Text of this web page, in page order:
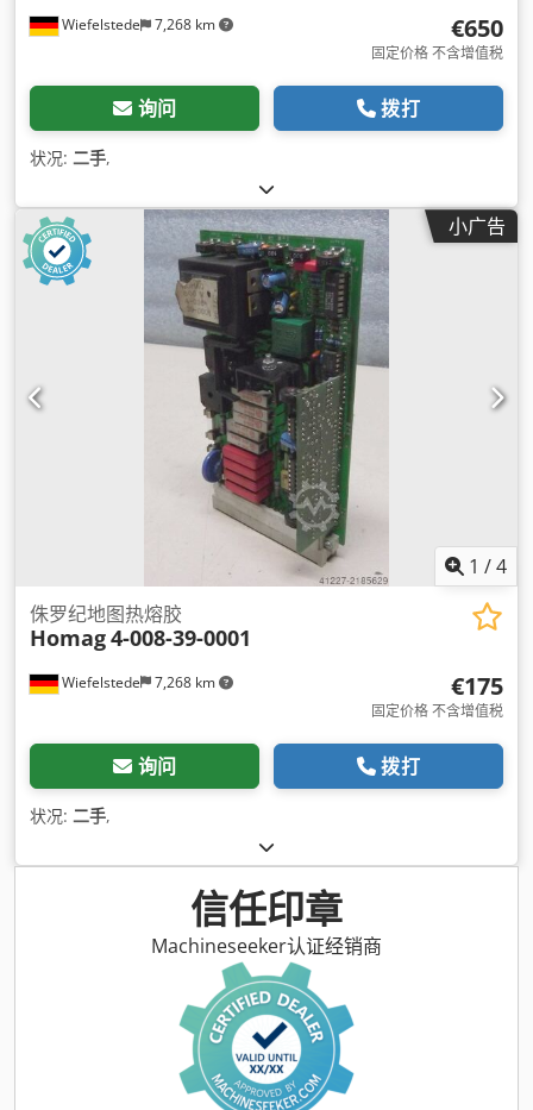
Wiefelstede 7,268 km €650
固定价格 不含增值税
询问 拨打
状况: 二手,
小广告
1 /4
Wiefelstede 7,268 km
侏罗纪地图热熔胶
Homag4-008-39-0001
€175
固定价格 不含增值税
询问 拨打
状况: 二手,
信任印章
Machineseeker认证经销商